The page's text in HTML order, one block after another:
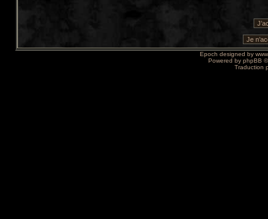
Epoch designed by
Powered by phpBB
Traduction